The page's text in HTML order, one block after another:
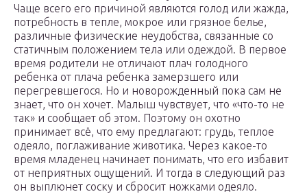
Чаще всего его причиной являются голод или жажда,
потребность в тепле, мокрое или грязное белье,
различные физические неудобства, связанные со
статичным положением тела или одеждой. В первое
время родители не отличают плач голодного
ребенка от плача ребенка замерзшего или
перегревшегося. Но и новорожденный пока сам не
знает, что он хочет. Малыш чувствует, что «что-то не
так» и сообщает об этом. Поэтому он охотно
принимает всё, что ему предлагают: грудь, теплое
одеяло, поглаживание животика. Через какое-то
время младенец начинает понимать, что его избавит
от неприятных ощущений. И тогда в следующий раз
он выплюнет соску и сбросит ножками одеяло.